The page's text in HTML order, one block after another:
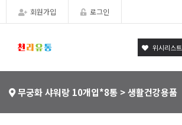
회원가입 로그인
위시리스트
무궁화 샤워랑 10개입*8통 > 생활건강용품